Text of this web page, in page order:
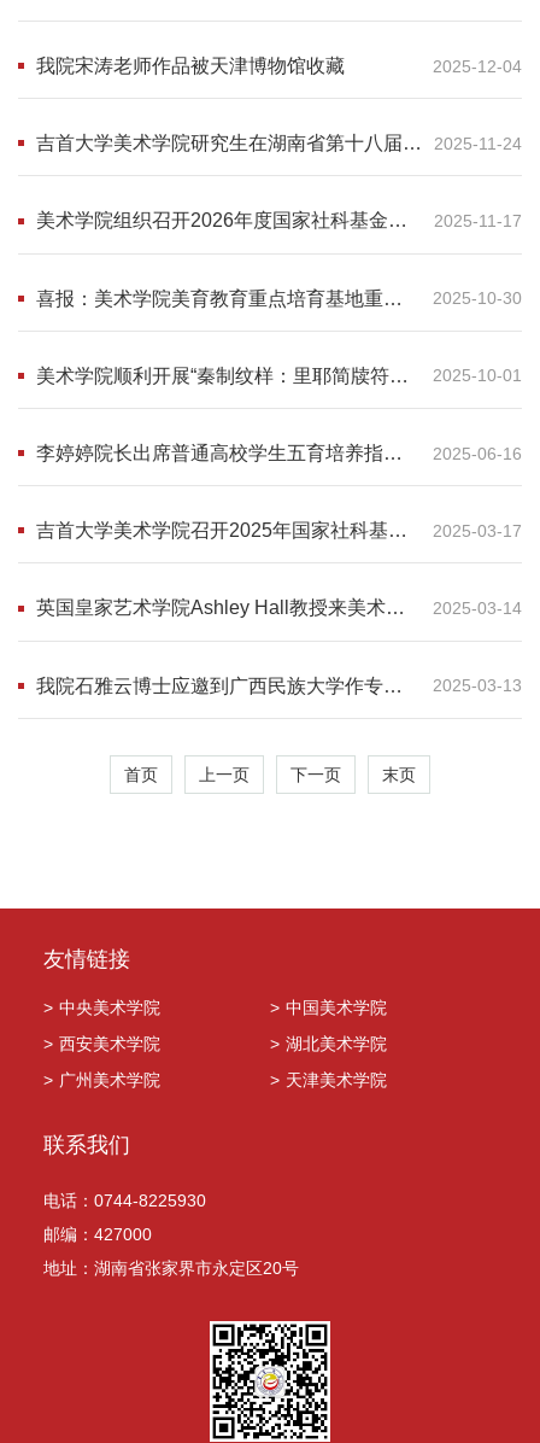
我院宋涛老师作品被天津博物馆收藏 2025-12-04
吉首大学美术学院研究生在湖南省第十八届研
2025-11-24
美术学院组织召开2026年度国家社科基金项
2025-11-17
喜报：美术学院美育教育重点培育基地重点
2025-10-30
美术学院顺利开展“秦制纹样：里耶简牍符号
2025-10-01
李婷婷院长出席普通高校学生五育培养指南
2025-06-16
吉首大学美术学院召开2025年国家社科基金
2025-03-17
英国皇家艺术学院Ashley Hall教授来美术学
2025-03-14
我院石雅云博士应邀到广西民族大学作专题
2025-03-13
首页 上一页 下一页 末页
友情链接
> 中央美术学院 > 中国美术学院
> 西安美术学院 > 湖北美术学院
> 广州美术学院 > 天津美术学院
联系我们
电话：0744-8225930
邮编：427000
地址：湖南省张家界市永定区20号